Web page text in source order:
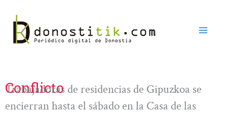
contenido
Conflicto
Trabajadoras de residencias de Gipuzkoa se
encierran hasta el sábado en la Casa de las